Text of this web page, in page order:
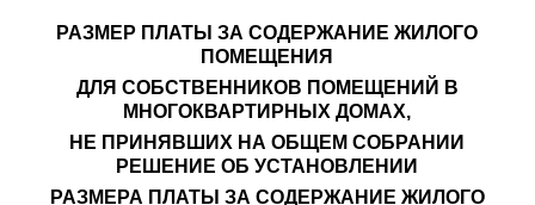
РАЗМЕР ПЛАТЫ ЗА СОДЕРЖАНИЕ ЖИЛОГО
ПОМЕЩЕНИЯ
ДЛЯ СОБСТВЕННИКОВ ПОМЕЩЕНИЙ В
МНОГОКВАРТИРНЫХ ДОМАХ,
НЕ ПРИНЯВШИХ НА ОБЩЕМ СОБРАНИИ
РЕШЕНИЕ ОБ УСТАНОВЛЕНИИ
РАЗМЕРА ПЛАТЫ ЗА СОДЕРЖАНИЕ ЖИЛОГО